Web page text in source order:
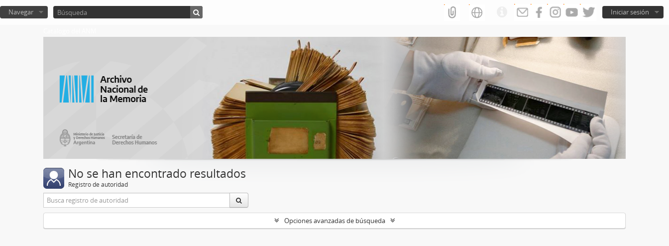
Iniciar sesión
Navegar
No se han encontrado resultados
Registro de autoridad
Opciones avanzadas de búsqueda